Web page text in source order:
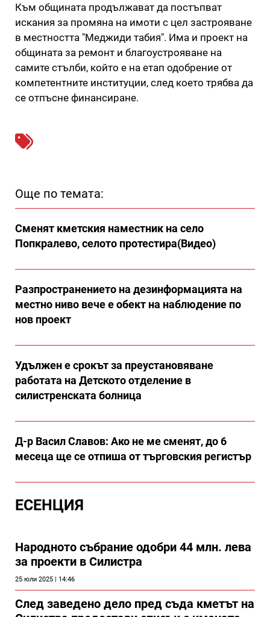
Към общината продължават да постъпват
искания за промяна на имоти с цел застрояване
в местността "Меджиди табия". Има и проект на
общината за ремонт и благоустрояване на
самите стълби, който е на етап одобрение от
компетентните институции, след което трябва да
се отпъсне финансиране.
Още по темата:
Сменят кметския наместник на село
Попкралево, селото протестира(Видео)
Разпространението на дезинформацията на
местно ниво вече е обект на наблюдение по
нов проект
Удължен е срокът за преустановяване
работата на Детското отделение в
силистренската болница
Д-р Васил Славов: Ако не ме сменят, до 6
месеца ще се отпиша от търговския регистър
ЕСЕНЦИЯ
Народното събрание одобри 44 млн. лева
за проекти в Силистра
25 юли 2025 | 14:46
След заведено дело пред съда кметът на